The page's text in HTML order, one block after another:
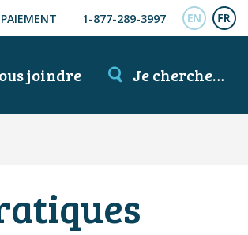
1-877-289-3997
joindre Je cherche…